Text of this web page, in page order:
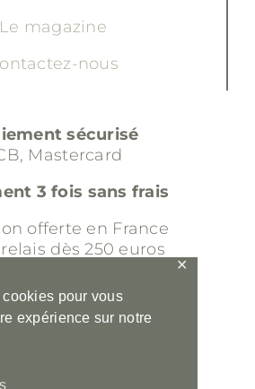
pour vous
expérience sur notre
✕
Le magazine
nous
sécurisé
Mastercard
3 fois sans frais
offerte en France
dès 250 euros
gratuit sous 30 jours
Service client